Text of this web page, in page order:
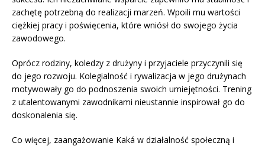
zachętę potrzebną do realizacji marzeń. Wpoili mu wartości
ciężkiej pracy i poświęcenia, które wniósł do swojego życia
zawodowego.
Oprócz rodziny, koledzy z drużyny i przyjaciele przyczynili się
do jego rozwoju. Kolegialność i rywalizacja w jego drużynach
motywowały go do podnoszenia swoich umiejętności. Trening
z utalentowanymi zawodnikami nieustannie inspirował go do
doskonalenia się.
Co więcej, zaangażowanie Kaká w działalność społeczną i